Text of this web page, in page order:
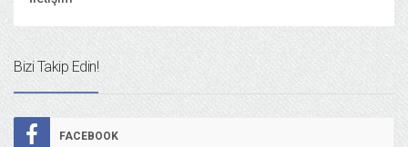
Bizi Takip Edin!
FACEBOOK